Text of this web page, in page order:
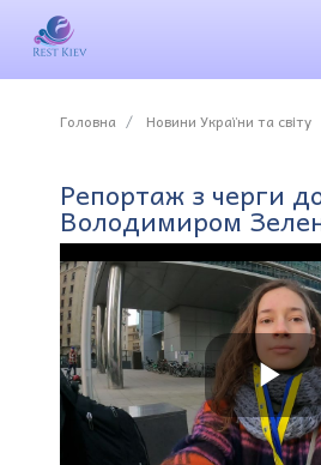
Головна Новини України та світу
Репортаж з черги
Володимиром
P